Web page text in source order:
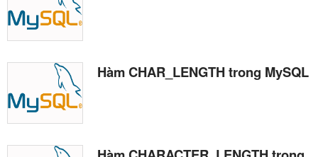
Hàm CHAR_LENGTH trong MySQL